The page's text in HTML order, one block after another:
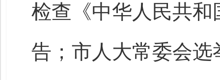
检查《中华人民共
告；市人大常委会